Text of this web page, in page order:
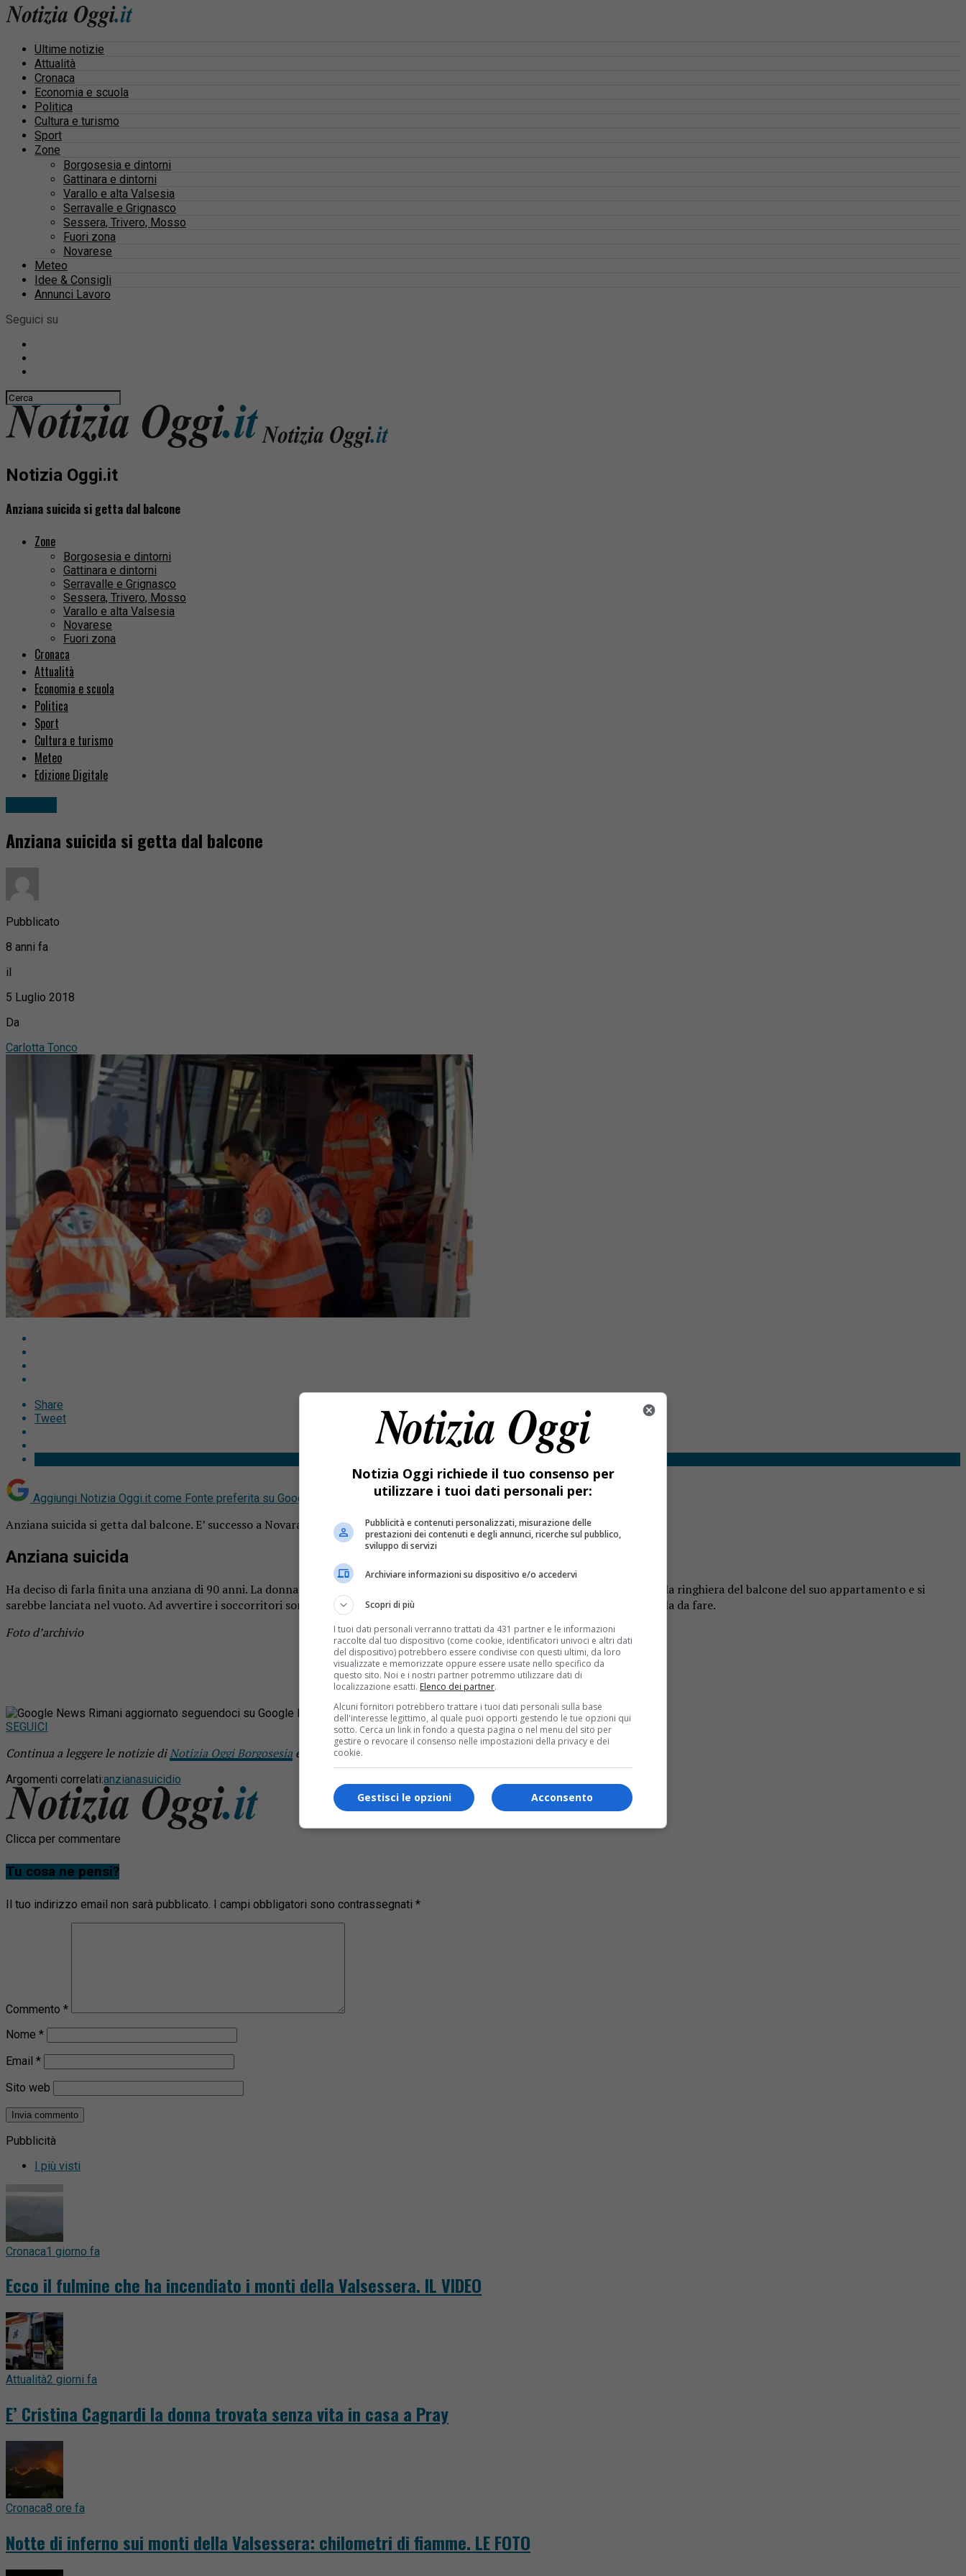
Ultime notizie
Attualità
Cronaca
Economia e scuola
Politica
Cultura e turismo
Sport
Zone
Borgosesia e dintorni
Gattinara e dintorni
Varallo e alta Valsesia
Serravalle e Grignasco
Sessera, Trivero, Mosso
Fuori zona
Novarese
Meteo
Idee & Consigli
Annunci Lavoro
Seguici su
Notizia Oggi.it
Anziana suicida si getta dal balcone
Zone
Borgosesia e dintorni
Gattinara e dintorni
Serravalle e Grignasco
Sessera, Trivero, Mosso
Varallo e alta Valsesia
Novarese
Fuori zona
Cronaca
Attualità
Economia e scuola
Politica
Sport
Cultura e turismo
Meteo
Edizione Digitale
Anziana suicida si getta dal balcone
Pubblicato
8 anni fa
il
5 Luglio 2018
Da
Carlotta Tonco
Share
Tweet
Aggiungi Notizia Oggi.it come Fonte preferita su Google
Anziana suicida si getta dal balcone. E’ successo a Novara.
Anziana suicida
Ha deciso di farla finita una anziana di 90 anni. La donna si è gettata dal balcone della sua abitazione. Dopo essersi avvicinata alla ringhiera del balcone del suo appartamento e si
sarebbe lanciata nel vuoto. Ad avvertire i soccorritori sono stati i vicini di casa, all’arrivo del 118 per la donna non c’era più nulla da fare.
Foto d’archivio
Rimani aggiornato seguendoci su Google News!
SEGUICI
Continua a leggere le notizie diNotizia Oggi Borgosesia e segui la nostra
Argomenti correlati:anzianasuicidio
Clicca per commentare
Tu cosa ne pensi?
Il tuo indirizzo email non sarà pubblicato. I campi obbligatori sono contrassegnati *
Commento *
Nome *
Email *
Sito web
Pubblicità
I più visti
Cronaca1 giorno fa
Ecco il fulmine che ha incendiato i monti della Valsessera. IL VIDEO
Attualità2 giorni fa
E’ Cristina Cagnardi la donna trovata senza vita in casa a Pray
Cronaca8 ore fa
Notte di inferno sui monti della Valsessera: chilometri di fiamme. LE FOTO
Notizia Oggi richiede il tuo consenso per
utilizzare i tuoi dati personali per:
Pubblicità e contenuti personalizzati, misurazione delle
prestazioni dei contenuti e degli annunci, ricerche sul pubblico,
sviluppo di servizi
Archiviare informazioni su dispositivo e/o accedervi
Scopri di più
I tuoi dati personali verranno trattati da 431 partner e le informazioni
raccolte dal tuo dispositivo (come cookie, identificatori univoci e altri dati
del dispositivo) potrebbero essere condivise con questi ultimi, da loro
visualizzate e memorizzate oppure essere usate nello specifico da
questo sito. Noi e i nostri partner potremmo utilizzare dati di
localizzazione esatti. Elenco dei partner.
Alcuni fornitori potrebbero trattare i tuoi dati personali sulla base
dell'interesse legittimo, al quale puoi opporti gestendo le tue opzioni qui
sotto. Cerca un link in fondo a questa pagina o nel menu del sito per
gestire o revocare il consenso nelle impostazioni della privacy e dei
cookie.
Acconsento
Gestisci le opzioni